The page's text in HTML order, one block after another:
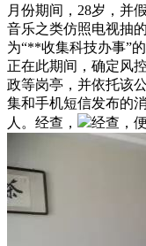
月份期间，28岁，并
音乐之类仿照电视抽
为“**收集科技办事”
正在此期间，确定风
政等岗亭，并依托该
集和手机短信发布的
人。经查，
经查，